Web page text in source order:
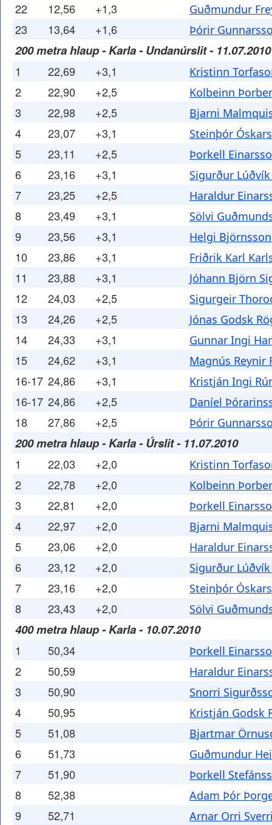
22 12,56 +1,3 Guðmundur
23 13,64 +1,6 Þórir
200 metra hlaup - Karla - Undanúrslit - 11.07.2010
1 22,69 +3,1 Kristinn
2 22,90 +2,5 Kolbeinn
3 22,98 +2,5 Bjarni
4 23,07 +3,1 Steinþór
5 23,11 +2,5 Þorkell
6 23,16 +3,1 Sigurður
7 23,25 +2,5 Haraldur
8 23,49 +3,1 Sölvi
9 23,56 +3,1 Helgi Björnsson
10 23,86 +3,1 Friðrik Karl
11 23,88 +3,1 Jóhann Björn
12 24,03 +2,5 Sigurgeir
13 24,26 +2,5 Jónas Godsk
14 24,33 +3,1 Gunnar Ingi
15 24,62 +3,1 Magnús Reynir
16-17 24,86 +3,1 Kristján Ingi
16-17 24,86 +2,5 Daníel
18 27,86 +2,5 Þórir
200 metra hlaup - Karla - Úrslit - 11.07.2010
1 22,03 +2,0 Kristinn
2 22,78 +2,0 Kolbeinn
3 22,81 +2,0 Þorkell
4 22,97 +2,0 Bjarni
5 23,06 +2,0 Haraldur
6 23,12 +2,0 Sigurður
7 23,16 +2,0 Steinþór
8 23,43 +2,0 Sölvi
400 metra hlaup - Karla - 10.07.2010
1 50,34 Þorkell
2 50,59 Haraldur
3 50,90 Snorri
4 50,95 Kristján Godsk
5 51,08 Bjartmar
6 51,73 Guðmundur
7 51,90 Þorkell
8 52,38 Adam Þór
9 52,71 Arnar Orri